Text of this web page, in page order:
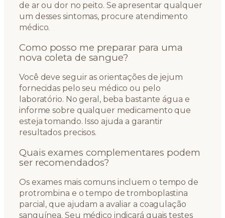
de ar ou dor no peito. Se apresentar qualquer
um desses sintomas, procure atendimento
médico.
Como posso me preparar para uma
nova coleta de sangue?
Você deve seguir as orientações de jejum
fornecidas pelo seu médico ou pelo
laboratório. No geral, beba bastante água e
informe sobre qualquer medicamento que
esteja tomando. Isso ajuda a garantir
resultados precisos.
Quais exames complementares podem
ser recomendados?
Os exames mais comuns incluem o tempo de
protrombina e o tempo de tromboplastina
parcial, que ajudam a avaliar a coagulação
sanguínea. Seu médico indicará quais testes